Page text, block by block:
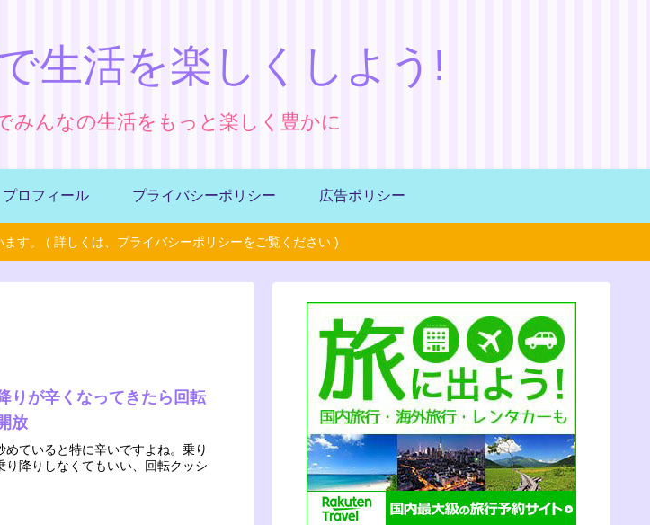
生活を楽しくしよう!
みんなの生活をもっと楽しく豊かに
プロフィール プライバシーポリシー 広告ポリシー
す。 ( 詳しくは、プライバシーポリシーをご覧ください )
りが辛くなってきたら回転
放
ていると特に辛いですよね。乗り
り降りしなくてもいい、回転クッシ